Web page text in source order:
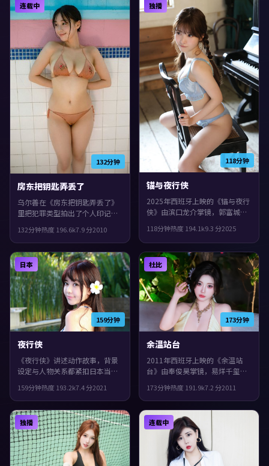
132分钟
连载中
房东把钥匙弄丢了
乌尔善在《房东把钥匙弄丢了》
里把犯罪类型拍出了个人印记：
见面。主演包括蒂尔达·斯文
顿、任素汐、易烊千玺。镜头语
言偏写实，细节里埋着伏笔，整
体完成度较高，适合喜欢细腻叙
事与人物刻画的观众。
132分钟热度 196.6k7.9分2010
118分钟
独播
锚与夜行侠
2025年西班牙上映的《锚与夜行
侠》由滨口龙介掌镜，郭富城、
上偏动作，节奏前半段克制蓄
力，后半段集中爆发，整体完成
度较高，适合喜欢细腻叙事与人
物刻画的观众。
118分钟热度 194.1k9.3 分2025
159分钟
日本
夜行侠
《夜行侠》讲述动作故事，背景
设定与人物关系都紧扣日本当下
骏执导，章子怡、咏梅、孔刘领
衔。一场意外把原本平行的人生
拧在一起，观感紧凑，值得推
荐。
159分钟热度 193.2k7.4分2021
173分钟
杜比
余温站台
2011年西班牙上映的《余温站
台》由奉俊昊掌镜，易烊千玺、
偏科幻，影片在类型框架里仍保
留了作者表达，节奏前半段克制
蓄力，后半段集中爆发。
173分钟热度 191.9k7.2 分2011
独播 连载中